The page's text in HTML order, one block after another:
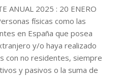
ANUAL 2025 : 20 ENERO
físicas como las
en España que posea
y/o haya realizado
con no residentes, siempre
y pasivos o la suma de